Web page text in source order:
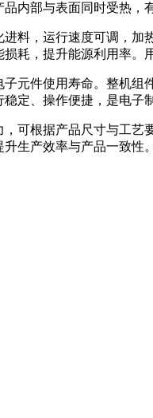
内部与表面同时受热，
料，运行速度可调，
耗，提升能源利用率
元件使用寿命。整机
定、操作便捷，是电子
可根据产品尺寸与工
生产效率与产品一致性。